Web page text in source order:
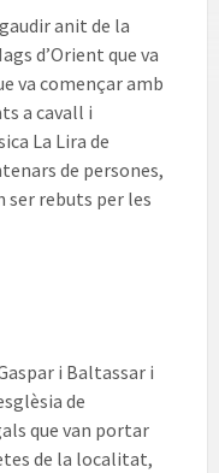
anit de la
d’Orient que va
va començar amb
a cavall i
La Lira de
de persones,
ser rebuts per les
i Baltassar i
de
que van portar
de la localitat,